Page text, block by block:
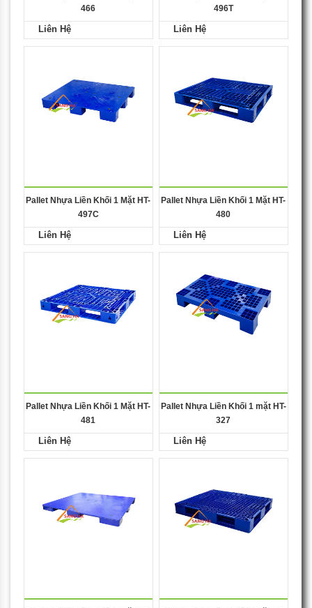
466
Liên Hệ
496T
Liên Hệ
Pallet Nhựa Liền Khối 1 Mặt HT-
497C
Liên Hệ
Pallet Nhựa Liền Khối 1 Mặt HT-
480
Liên Hệ
Pallet Nhựa Liền Khối 1 Mặt HT-
481
Liên Hệ
Pallet Nhựa Liền Khối 1 mặt HT-
327
Liên Hệ